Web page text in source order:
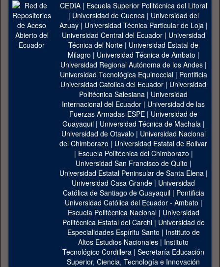
CEDIA| Escuela Superior Politécnica del Litoral
| Universidad de Cuenca| Universidad del
Azuay| Universidad Técnica Particular de Loja|
Universidad Central del Ecuador| Universidad
Técnica del Norte | Universidad Estatal de
Milagro | Universidad Técnica de Ambato |
Universidad Regional Autónoma de los Andes|
Universidad Tecnológica Equinoccial| Pontificia
Universidad Catolica del Ecuador | Universidad
Politécnica Salesiana | Universidad
Internacional del Ecuador | Universidad de las
Fuerzas Armadas-ESPE | Universidad de
Guayaquil| Universidad Técnica de Machala|
Universidad de Otavalo | Universidad Nacional
del Chimborazo | Universidad Estatal de Bolivar
| Escuela Politécnica del Chimborazo |
Universidad San Francisco de Quito |
Universidad Estatal Peninsular de Santa Elena|
Universidad Casa Grande | Universidad
Católica de Santiago de Guayaquil| Pontificia
Universidad Católica del Ecuador - Ambato |
Escuela Politécnica Nacional| Universidad
Politécnica Estatal del Carchi| Universidad de
Especialidades Espíritu Santo | Instituto de
Altos Estudios Nacionales | Instituto
Tecnológico Cordillera | Secretaría Educación
Superior, Ciencia, Tecnología e Innovación